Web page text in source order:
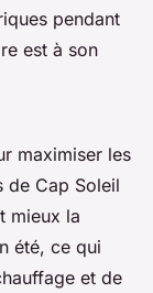
pendant
est à son
maximiser les
de Cap Soleil
mieux la
été, ce qui
et de